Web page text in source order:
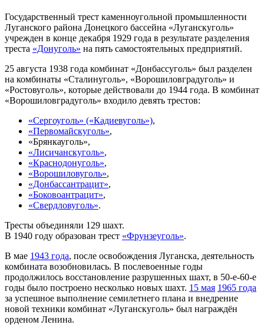
Государственный трест каменноугольной промышленности
Луганского района Донецкого бассейна «Луганскуголь»
учрежден в конце декабря 1929 года в результате разделения
треста «Донуголь» на пять самостоятельных предприятий.
25 августа 1938 года комбинат «Донбассуголь» был разделен
на комбинаты «Сталинуголь», «Ворошиловградуголь» и
«Ростовуголь», которые действовали до 1944 года. В комбинат
«Ворошиловградуголь» входило девять трестов:
«Сергоуголь» («Кадиевуголь»),
«Первомайскуголь»,
«Брянкауголь»,
«Лисичанскуголь»,
«Краснодонуголь»,
«Ворошиловуголь»,
«Донбассантрацит»,
«Боковоантрацит»,
«Свердловуголь».
Тресты объединяли 129 шахт.
В 1940 году образован трест «Фрунзеуголь».
В мае 1943 года, после освобождения Луганска, деятельность
комбината возобновилась. В послевоенные годы
продолжилось восстановление разрушенных шахт, в 50-е-60-е
годы было построено несколько новых шахт. 15 мая 1965 года
за успешное выполнение семилетнего плана и внедрение
новой техники комбинат «Луганскуголь» был награждён
орденом Ленина.